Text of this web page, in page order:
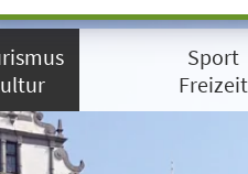
Sport
Freizeit